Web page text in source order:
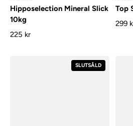
Hipposelection Mineral Slick
10kg
225 kr
Top
299
SLUTSÅLD